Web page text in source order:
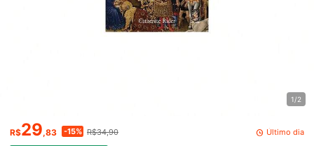
1/2
R$29,83 -15% R$34,90 Último dia